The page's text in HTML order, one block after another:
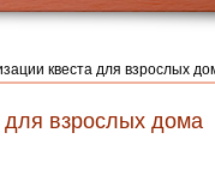
квеста для взрослых
для взрослых дома